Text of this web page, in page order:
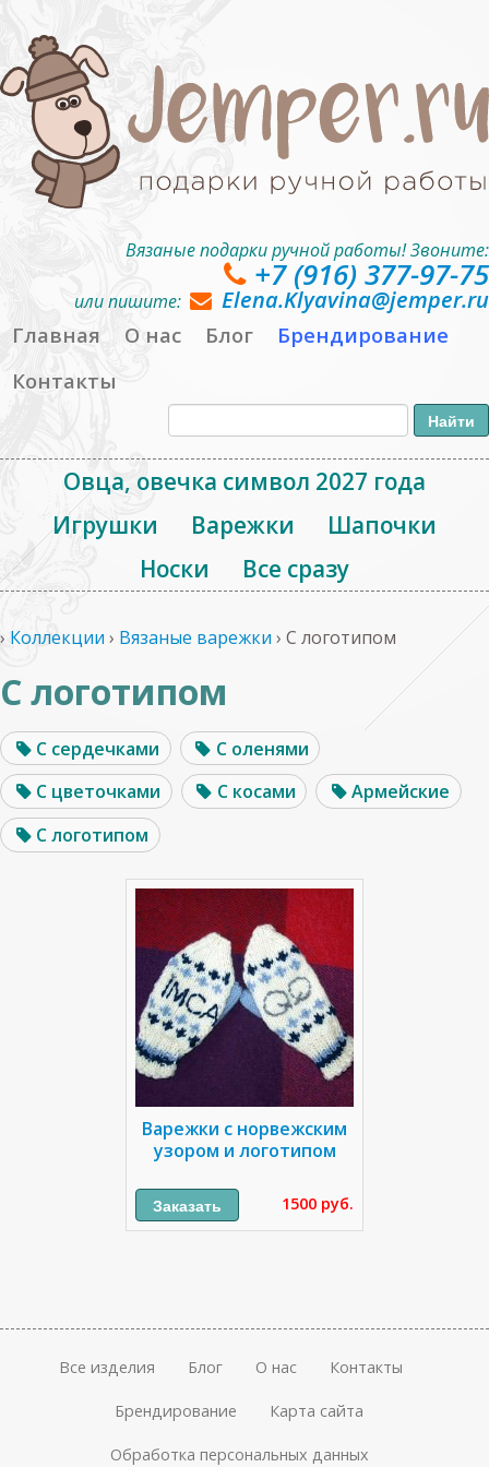
Вязаные подарки ручной работы! Звоните:
+7 (916) 377-97-75
или пишите: Elena.Klyavina@jemper.ru
Главная О нас Блог
Брендирование
Контакты
Овца, овечка символ 2027 года
Игрушки
Варежки
Шапочки
Носки
Все сразу
› Коллекции › Вязаные варежки › С логотипом
С логотипом
С сердечками
С оленями
С цветочками
С косами
Армейские
С логотипом
Варежки с норвежским
узором и логотипом
1500 руб.
Все изделия Блог О нас Контакты
Брендирование Карта сайта
Обработка персональных данных